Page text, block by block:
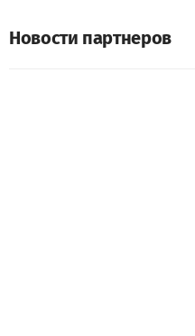
Новости партнеров